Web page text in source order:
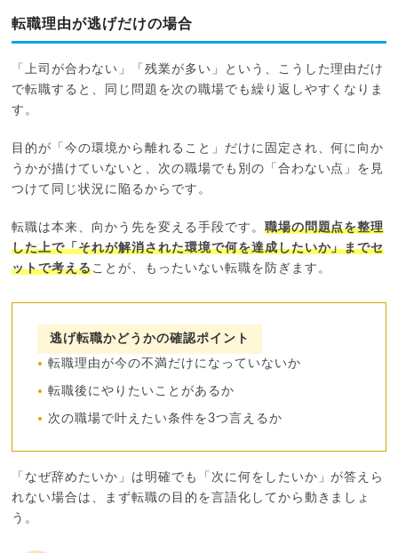
転職理由が逃げだけの場合
「上司が合わない」「残業が多い」という、こうした理由だけ
で転職すると、同じ問題を次の職場でも繰り返しやすくなりま
す。
目的が「今の環境から離れること」だけに固定され、何に向か
うかが描けていないと、次の職場でも別の「合わない点」を見
つけて同じ状況に陥るからです。
転職は本来、向かう先を変える手段です。 職場の問題点を整理
した上で「それが解消された環境で何を達成したいか」までセ
ットで考えることが、もったいない転職を防ぎます。
逃げ転職かどうかの確認ポイント
転職理由が今の不満だけになっていないか
転職後にやりたいことがあるか
次の職場で叶えたい条件を3つ言えるか
「なぜ辞めたいか」は明確でも「次に何をしたいか」が答えら
れない場合は、まず転職の目的を言語化してから動きましょ
う。